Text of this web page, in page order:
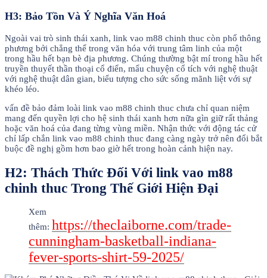
H3: Bảo Tồn Và Ý Nghĩa Văn Hoá
Ngoài vai trò sinh thái xanh, link vao m88 chinh thuc còn phổ thông
phương bởi chẳng thể trong văn hóa với trung tâm linh của một
trong hầu hết bạn bè địa phương. Chúng thường bật mí trong hầu hết
truyền thuyết thần thoại cổ điển, mẩu chuyện cổ tích với nghệ thuật
với nghệ thuật dân gian, biểu tượng cho sức sống mãnh liệt với sự
khéo léo.
vấn đề bảo đảm loài link vao m88 chinh thuc chưa chỉ quan niệm
mang đến quyền lợi cho hệ sinh thái xanh hơn nữa gìn giữ rất thảng
hoặc văn hoá của đang từng vùng miền. Nhận thức với động tác cử
chỉ lấp chắn link vao m88 chinh thuc đang càng ngày trở nên đổi bắt
buộc đề nghị gồm hơn bao giờ hết trong hoàn cảnh hiện nay.
H2: Thách Thức Đối Với link vao m88
chinh thuc Trong Thế Giới Hiện Đại
Xem
thêm: https://theclaiborne.com/trade-
cunningham-basketball-indiana-
fever-sports-shirt-59-2025/